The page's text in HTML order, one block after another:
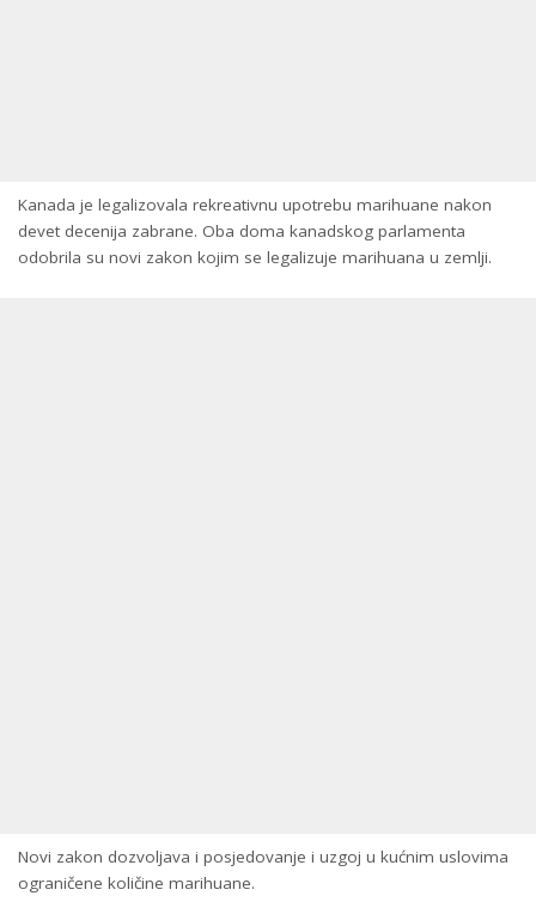
Kanada je legalizovala rekreativnu upotrebu marihuane nakon
devet decenija zabrane. Oba doma kanadskog parlamenta
odobrila su novi zakon kojim se legalizuje marihuana u zemlji.
Novi zakon dozvoljava i posjedovanje i uzgoj u kućnim uslovima
ograničene količine marihuane.